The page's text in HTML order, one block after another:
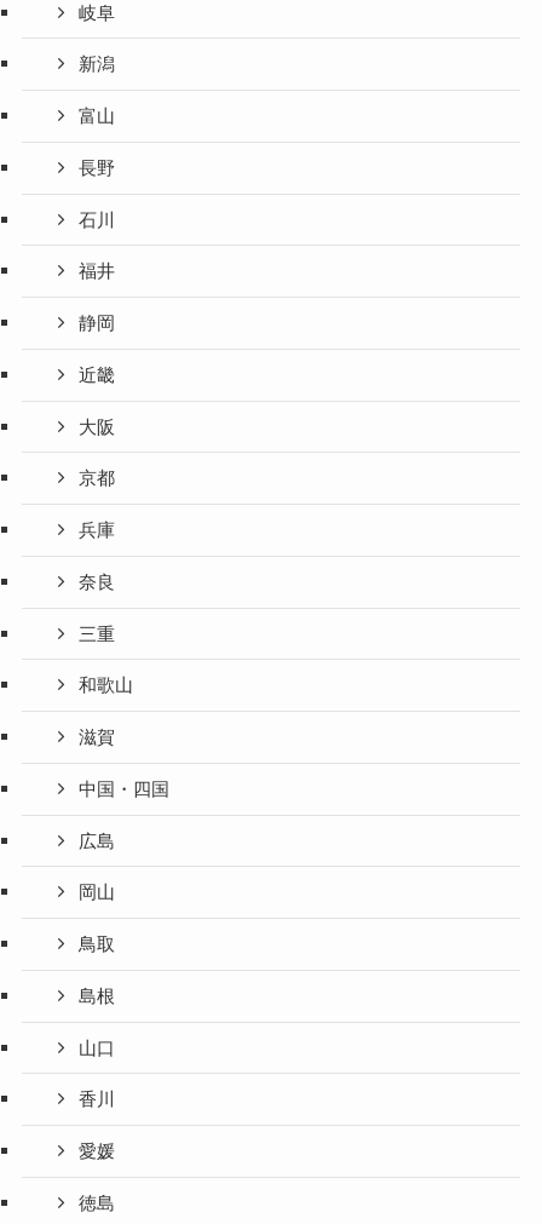
岐阜
新潟
富山
長野
石川
福井
静岡
近畿
大阪
京都
兵庫
奈良
三重
和歌山
滋賀
中国・四国
広島
岡山
鳥取
島根
山口
香川
愛媛
徳島